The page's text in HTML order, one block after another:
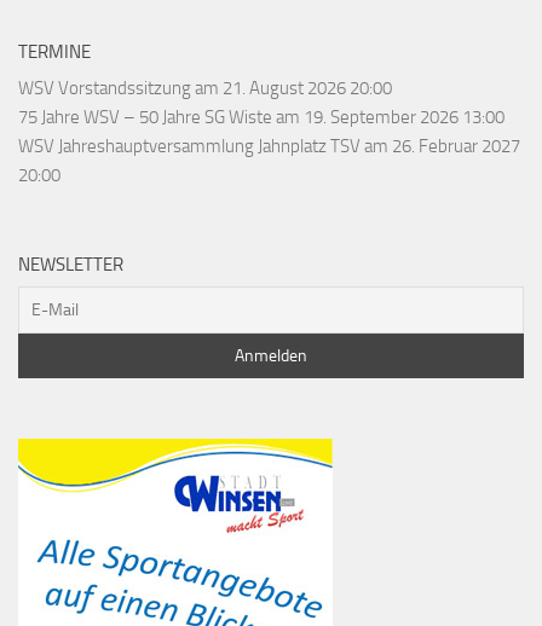
TERMINE
WSV Vorstandssitzungam 21. August 2026 20:00
75 Jahre WSV – 50 Jahre SG Wiste am 19. September 2026 13:00
WSV Jahreshauptversammlung Jahnplatz TSV am 26. Februar 2027
20:00
NEWSLETTER